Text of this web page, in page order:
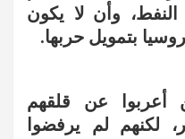
وأن لا يكون
بتمويل حربها.
أعربوا عن قلقهم
لكنهم لم يرفضوا